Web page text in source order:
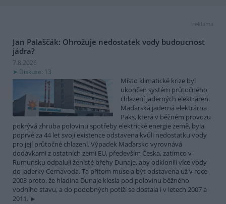
reklama
Jan Palaščák: Ohrožuje nedostatek vody budoucnost
jádra?
7.8.2026
Diskuse: 13
Místo klimatické krize byl
ukončen systém průtočného
chlazení jaderných elektráren.
Maďarská jaderná elektrárna
Paks, která v běžném provozu
pokrývá zhruba polovinu spotřeby elektrické energie země, byla
poprvé za 44 let svojí existence odstavena kvůli nedostatku vody
pro její průtočné chlazení. Výpadek Maďarsko vyrovnává
dodávkami z ostatních zemí EU, především Česka, zatímco v
Rumunsku odpalují ženisté břehy Dunaje, aby odklonili více vody
do jaderky Cernavoda. Ta přitom musela být odstavena už v roce
2003 proto, že hladina Dunaje klesla pod polovinu běžného
vodního stavu, a do podobných potíží se dostala i v letech 2007 a
2011.